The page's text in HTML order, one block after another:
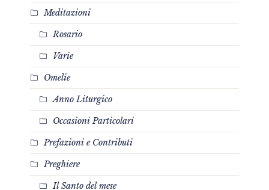
Meditazioni
Rosario
Varie
Omelie
Anno Liturgico
Occasioni Particolari
Prefazioni e Contributi
Preghiere
Il Santo del mese